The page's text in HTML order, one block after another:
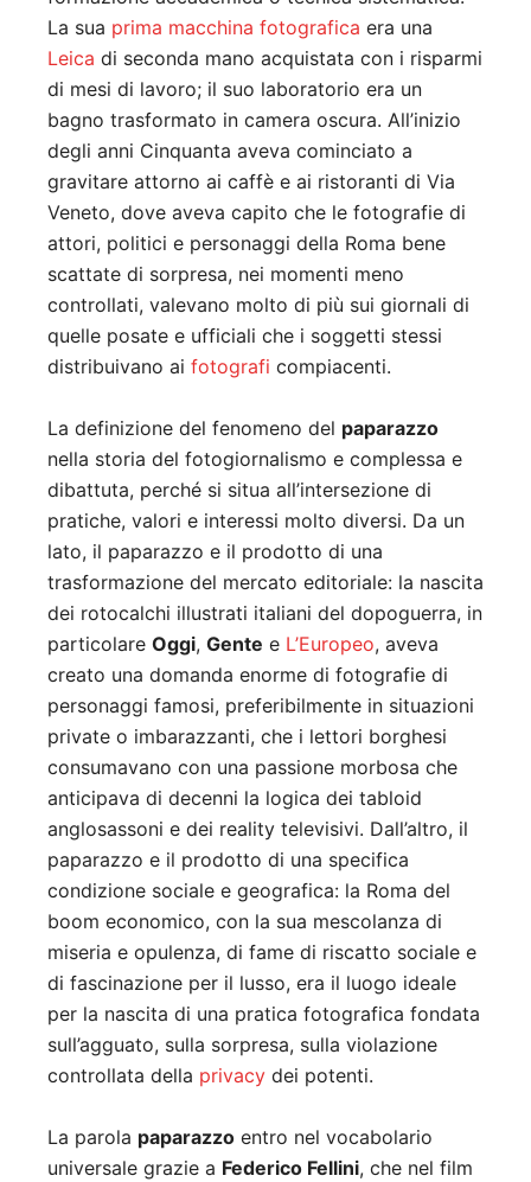
La sua prima macchina fotografica era una
Leica di seconda mano acquistata con i risparmi
di mesi di lavoro; il suo laboratorio era un
bagno trasformato in camera oscura. All’inizio
degli anni Cinquanta aveva cominciato a
gravitare attorno ai caffè e ai ristoranti di Via
Veneto, dove aveva capito che le fotografie di
attori, politici e personaggi della Roma bene
scattate di sorpresa, nei momenti meno
controllati, valevano molto di più sui giornali di
quelle posate e ufficiali che i soggetti stessi
distribuivano ai fotografi compiacenti.
La definizione del fenomeno del paparazzo
nella storia del fotogiornalismo e complessa e
dibattuta, perché si situa all’intersezione di
pratiche, valori e interessi molto diversi. Da un
lato, il paparazzo e il prodotto di una
trasformazione del mercato editoriale: la nascita
dei rotocalchi illustrati italiani del dopoguerra, in
particolare Oggi, Gente e L’Europeo, aveva
creato una domanda enorme di fotografie di
personaggi famosi, preferibilmente in situazioni
private o imbarazzanti, che i lettori borghesi
consumavano con una passione morbosa che
anticipava di decenni la logica dei tabloid
anglosassoni e dei reality televisivi. Dall’altro, il
paparazzo e il prodotto di una specifica
condizione sociale e geografica: la Roma del
boom economico, con la sua mescolanza di
miseria e opulenza, di fame di riscatto sociale e
di fascinazione per il lusso, era il luogo ideale
per la nascita di una pratica fotografica fondata
sull’agguato, sulla sorpresa, sulla violazione
controllata della privacy dei potenti.
La parola paparazzo entro nel vocabolario
universale grazie a Federico Fellini, che nel film